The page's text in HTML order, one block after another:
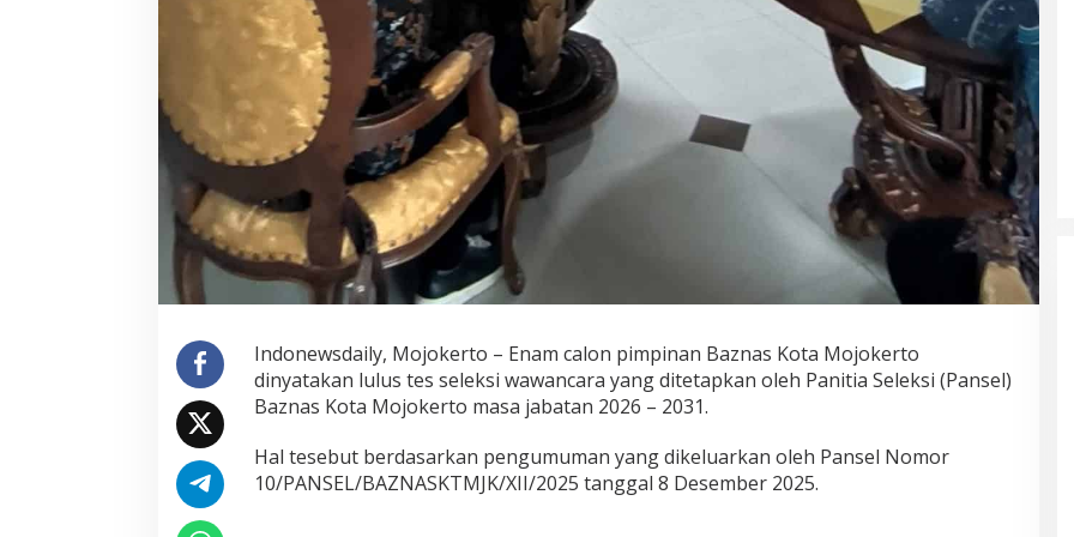
o
k
e
r
t
o
Indonewsdaily, Mojokerto – Enam calon pimpinan Baznas Kota Mojokerto
dinyatakan lulus tes seleksi wawancara yang ditetapkan oleh Panitia Seleksi (Pansel)
Baznas Kota Mojokerto masa jabatan 2026 – 2031.
Hal tesebut berdasarkan pengumuman yang dikeluarkan oleh Pansel Nomor
10/PANSEL/BAZNASKTMJK/XII/2025 tanggal 8 Desember 2025.
Akademisi UNJ Kenalkan AI
sebagai Reflective Feedback Tool
untuk Guru SD Kota Depok